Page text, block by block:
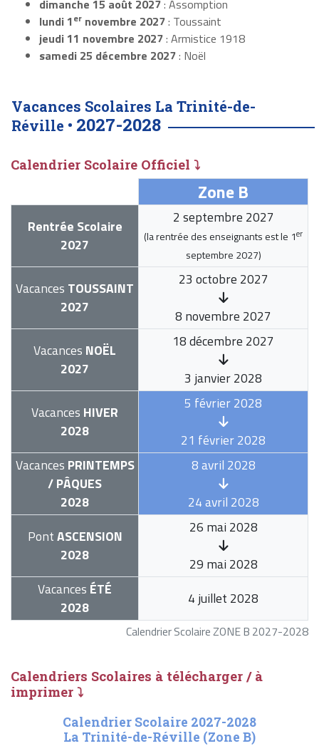
dimanche 15 août 2027: Assomption
lundi 1er novembre 2027: Toussaint
jeudi 11 novembre 2027: Armistice 1918
samedi 25 décembre 2027: Noël
Vacances Scolaires La Trinité-de-
Réville • 2027-2028
Calendrier Scolaire Officiel ⤵
Calendrier Scolaire ZONE B 2027-2028
Zone B
Rentrée Scolaire
2027
2 septembre 2027
(la rentrée des enseignants est le 1er
septembre 2027)
Vacances TOUSSAINT
2027
23 octobre 2027
8 novembre 2027
Vacances NOËL
2027
18 décembre 2027
3 janvier 2028
Vacances HIVER
2028
5 février 2028
21 février 2028
Vacances PRINTEMPS
/ PÂQUES
2028
8 avril 2028
24 avril 2028
PontASCENSION
2028
26 mai 2028
29 mai 2028
Vacances ÉTÉ
2028
4 juillet 2028
Calendriers Scolaires à télécharger / à
imprimer ⤵
Calendrier Scolaire 2027-2028
La Trinité-de-Réville (Zone B)